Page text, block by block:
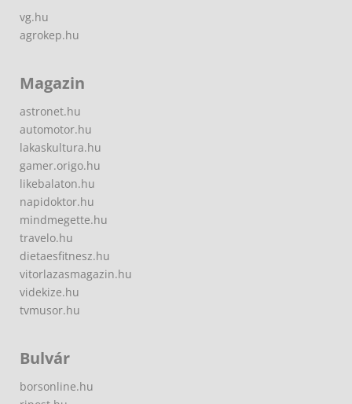
vg.hu
agrokep.hu
Magazin
astronet.hu
automotor.hu
lakaskultura.hu
gamer.origo.hu
likebalaton.hu
napidoktor.hu
mindmegette.hu
travelo.hu
dietaesfitnesz.hu
vitorlazasmagazin.hu
videkize.hu
tvmusor.hu
Bulvár
borsonline.hu